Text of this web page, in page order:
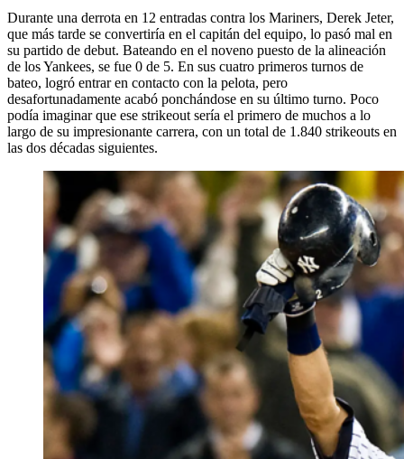
Durante una derrota en 12 entradas contra los Mariners, Derek Jeter,
que más tarde se convertiría en el capitán del equipo, lo pasó mal en
su partido de debut. Bateando en el noveno puesto de la alineación
de los Yankees, se fue 0 de 5. En sus cuatro primeros turnos de
bateo, logró entrar en contacto con la pelota, pero
desafortunadamente acabó ponchándose en su último turno. Poco
podía imaginar que ese strikeout sería el primero de muchos a lo
largo de su impresionante carrera, con un total de 1.840 strikeouts en
las dos décadas siguientes.